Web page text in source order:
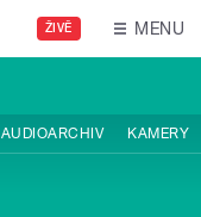
ŽIVĚ MENU
AUDIOARCHIV KAMERY